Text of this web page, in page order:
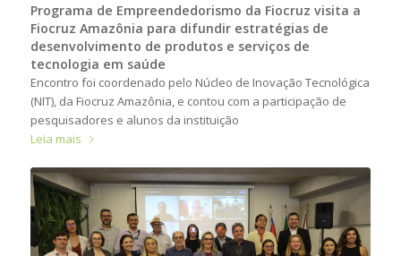
Programa de Empreendedorismo da Fiocruz visita a
Fiocruz Amazônia para difundir estratégias de
desenvolvimento de produtos e serviços de
tecnologia em saúde
Encontro foi coordenado pelo Núcleo de Inovação Tecnológica
(NIT), da Fiocruz Amazônia, e contou com a participação de
pesquisadores e alunos da instituição
Leia mais